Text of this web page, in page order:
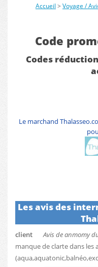
Accueil > Voyage /
Code
Codes
Le marchand
Les avis des
client
Avis de anmomy
manque de clarte dans les